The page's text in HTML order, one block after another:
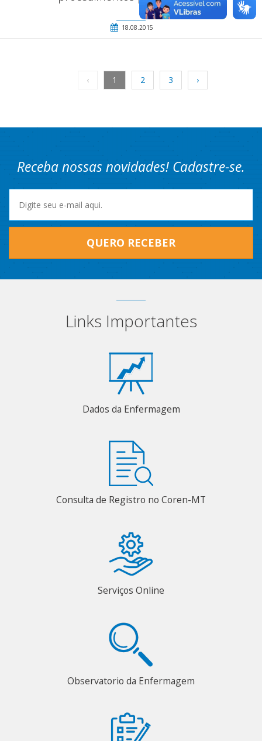
18.08.2015
‹ 1 2 3 ›
Receba nossas novidades! Cadastre-se.
QUERO RECEBER
Links Importantes
Dados da Enfermagem
Consulta de Registro no Coren-MT
Serviços Online
Observatorio da Enfermagem